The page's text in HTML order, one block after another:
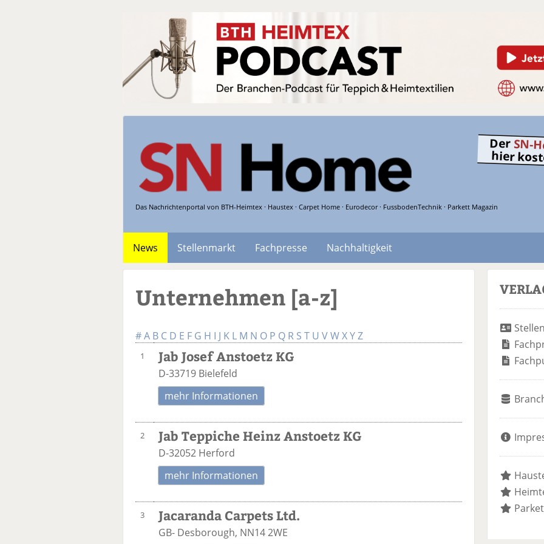
Das Nachrichtenportal von BTH-Heimtex · Haustex · Carpet Home · Eurodecor · FussbodenTechnik · Parkett Magazin
Der SN-
hier
News Stellenmarkt Fachpresse
Nachhaltigkeit
Unternehmen [a-z]
#A B C D E F G H I J K L M N O P Q R S T U VWXYZ
1 Jab Josef Anstoetz KG
D-33719 Bielefeld
mehr Informationen
2 Jab Teppiche Heinz Anstoetz KG
D-32052 Herford
mehr Informationen
3 Jacaranda Carpets Ltd.
GB- Desborough, NN14 2WE